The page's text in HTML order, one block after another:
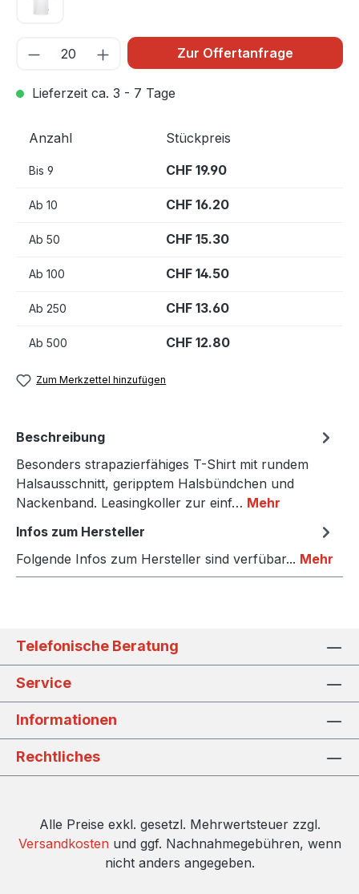
weiß 001
Zur Offertanfrage
Lieferzeit ca. 3 - 7 Tage
Anzahl Stückpreis
Bis 9 CHF 19.90
Ab 10 CHF 16.20
Ab 50 CHF 15.30
Ab 100 CHF 14.50
Ab 250 CHF 13.60
Ab 500 CHF 12.80
Zum Merkzettel hinzufügen
Beschreibung
Besonders strapazierfähiges T-Shirt mit rundem
Halsausschnitt, geripptem Halsbündchen und
Nackenband. Leasingkoller zur einf… Mehr
Infos zum Hersteller
Folgende Infos zum Hersteller sind verfübar... Mehr
Telefonische Beratung
Service
Informationen
Rechtliches
Alle Preise exkl. gesetzl. Mehrwertsteuer zzgl.
Versandkosten und ggf. Nachnahmegebühren, wenn
nicht anders angegeben.